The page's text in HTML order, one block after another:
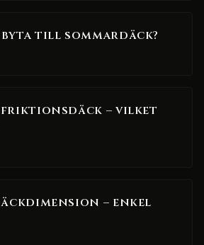
byta till sommardäck?
friktionsdäck – vilket
– enkel